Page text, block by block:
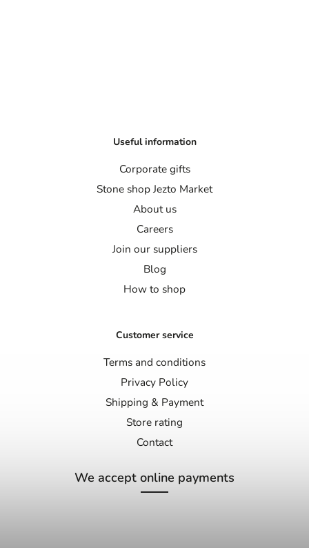
Useful information
Corporate gifts
Stone shop Jezto Market
About us
Careers
Join our suppliers
Blog
How to shop
Customer service
Terms and conditions
Privacy Policy
Shipping & Payment
Store rating
Contact
We accept online payments